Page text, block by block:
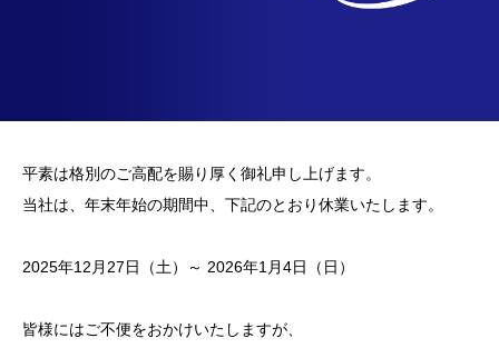
平素は格別のご高配を賜り厚く御礼申し上げます。
当社は、年末年始の期間中、下記のとおり休業いたします。
2025年12 月 27日（土）～ 2026年1月4日（日）
皆様にはご不便をおかけいたしますが、